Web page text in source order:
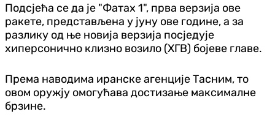
Подсјећа се да је "Фатах 1", прва верзија ове
ракете, представљена у јуну ове године, а за
разлику од ње новија верзија посједује
хиперсонично клизно возило (ХГВ) бојеве главе.
Према наводима иранске агенције Тасним, то
овом оружју омогућава достизање максималне
брзине.